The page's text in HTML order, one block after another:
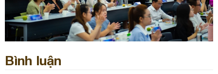
Bình luận